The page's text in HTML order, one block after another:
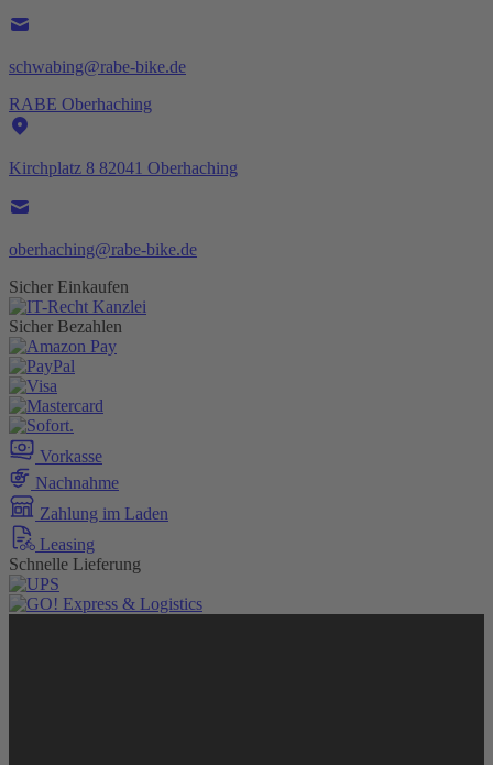
schwabing@rabe-bike.de
RABE Oberhaching
Kirchplatz 8 82041 Oberhaching
oberhaching@rabe-bike.de
Sicher Einkaufen
Sicher Bezahlen
Vorkasse
Nachnahme
Zahlung im Laden
Leasing
Schnelle Lieferung